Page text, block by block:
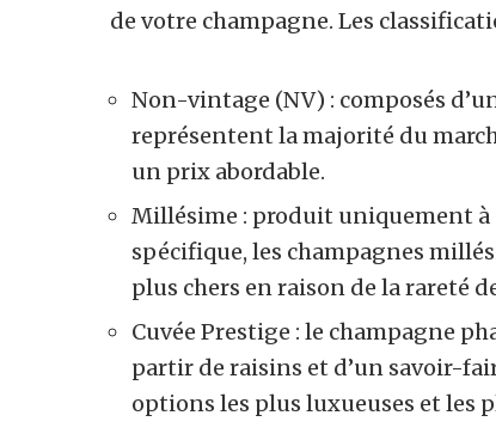
de votre champagne. Les
Non-vintage (NV) : composés
représentent la majorité du
un prix abordable.
Millésime : produit uniquement à
spécifique, les champagnes
plus chers en raison de la rareté
Cuvée Prestige : le champagne
partir de raisins et d’un savoir-
options les plus luxueuses et les